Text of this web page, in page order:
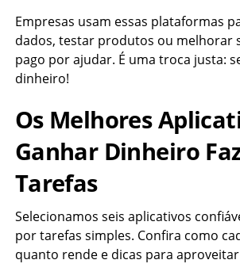
Empresas usam essas plataformas
dados, testar produtos ou melhorar
pago por ajudar. É uma troca justa:
dinheiro!
Os Melhores
Ganhar Dinheiro
Tarefas
Selecionamos seis aplicativos
por tarefas simples. Confira como
quanto rende e dicas para